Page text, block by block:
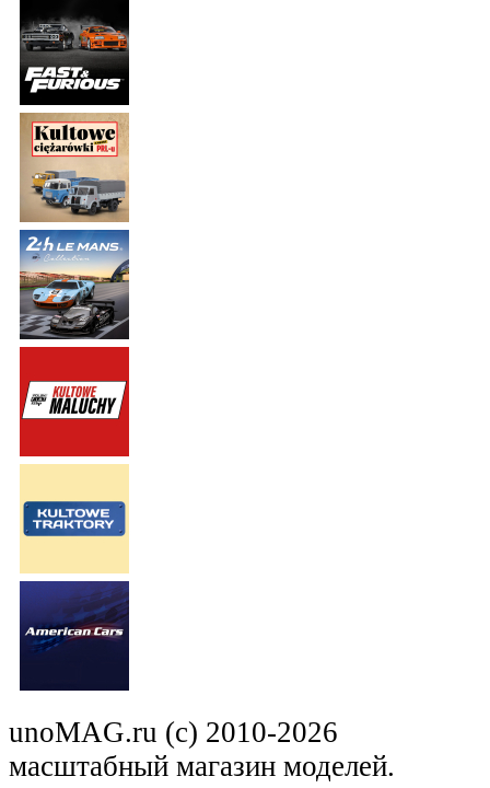
unoMAG.ru (c) 2010-2026
масштабный магазин моделей.